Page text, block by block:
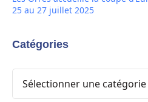
25 au 27 juillet 2025
Catégories